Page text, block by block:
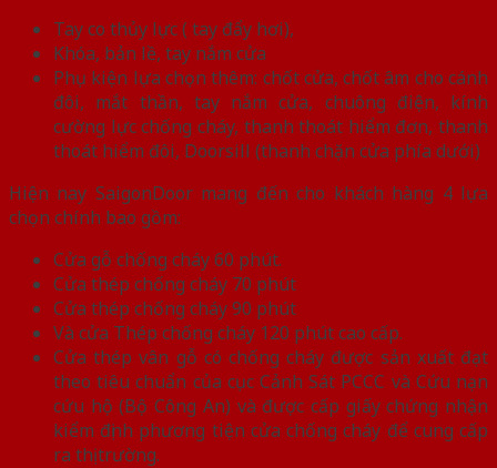
Tay co thủy lực ( tay đẩy hơi),
Khóa, bản lề, tay nắm cửa
Phụ kiện lựa chọn thêm: chốt cửa, chốt âm cho cánh
đôi, mắt thần, tay nắm cửa, chuông điện, kính
cường lực chống cháy, thanh thoát hiểm đơn, thanh
thoát hiểm đôi, Doorsill (thanh chặn cửa phía dưới)
Hiện nay SaigonDoor mang đến cho khách hàng 4 lựa
chọn chính bao gồm:
Cửa gỗ chống cháy 60 phút.
Cửa thép chống cháy 70 phút
Cửa thép chống cháy 90 phút
Và cửa Thép chống cháy 120 phút cao cấp.
Cửa thép vân gỗ có chống cháy được sản xuất đạt
theo tiêu chuẩn của cục Cảnh Sát PCCC và Cứu nạn
cứu hộ (Bộ Công An) và được cấp giấy chứng nhận
kiểm định phương tiện cửa chống cháy để cung cấp
ra thị trường.